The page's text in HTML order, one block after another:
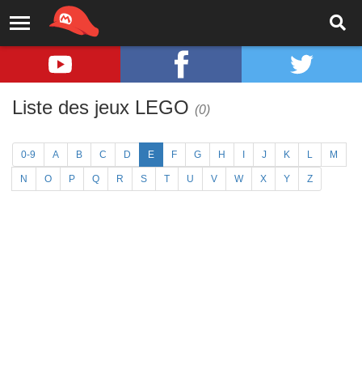
Liste des jeux LEGO (0)
0-9 A B C D E F G H J K L M
N O P Q R S T U V W X Y Z